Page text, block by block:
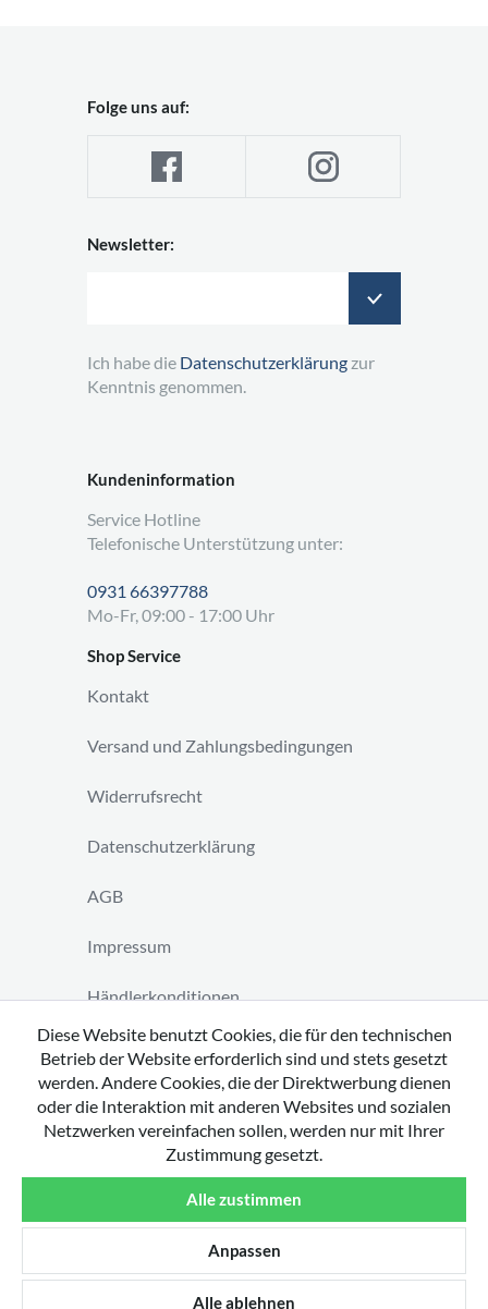
Kundeninformation
Service Hotline
Telefonische Unterstützung unter:
0931 66397788
Mo-Fr, 09:00 - 17:00 Uhr
Shop Service
Kontakt
Versand und Zahlungsbedingungen
Widerrufsrecht
Datenschutzerklärung
AGB
Impressum
Händlerkonditionen
Vertrag widerrufen
Folge uns auf:
Newsletter:
Ich habe die Datenschutzerklärung zur
Kenntnis genommen.
Copyright 2026 by tavato GmbH
Diese Website benutzt Cookies, die für den technischen
Betrieb der Website erforderlich sind und stets gesetzt
werden. Andere Cookies, die der Direktwerbung dienen
oder die Interaktion mit anderen Websites und sozialen
Netzwerken vereinfachen sollen, werden nur mit Ihrer
Zustimmung gesetzt.